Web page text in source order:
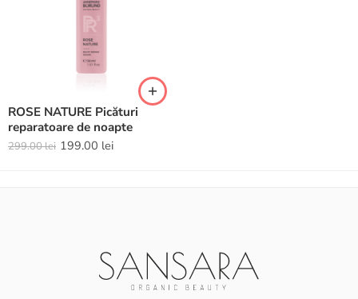
ROSE NATURE Picături
reparatoare de noapte
299.00lei 199.00 lei